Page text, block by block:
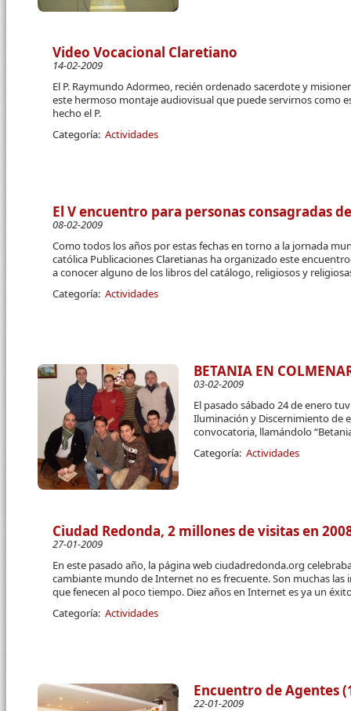
Video Vocacional Claretiano
14-02-2009
El P. Raymundo Adormeo, recién ordenado sacerdote y
este hermoso montaje audiovisual que puede servirnos como
hecho el P.
Categoría: Actividades
El V encuentro para personas consagradas
08-02-2009
Como todos los años por estas fechas en torno a la jornada
católica Publicaciones Claretianas ha organizado este
a conocer alguno de los libros del catálogo, religiosos y
Categoría: Actividades
BETANIA EN
03-02-2009
El pasado sábado 24 de enero
Iluminación y Discernimiento de
convocatoria, llamándolo
Categoría: Actividades
Ciudad Redonda, 2 millones de visitas en
27-01-2009
En este pasado año, la página web ciudadredonda.org
cambiante mundo de Internet no es frecuente. Son muchas las
que fenecen al poco tiempo. Diez años en Internet es ya un
Categoría: Actividades
Encuentro de Agentes
22-01-2009